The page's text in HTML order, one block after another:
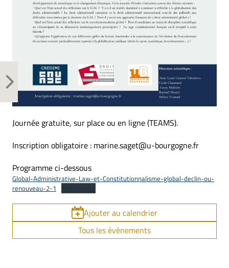
Journée gratuite, sur place ou en ligne (TEAMS).
Inscription obligatoire : marine.saget@u-bourgogne.fr
Programme ci-dessous
Global-Administrative-Law-et-Constitutionnalisme-global-declin-ou-
renouveau-2-1 Télécharger
Ajouter au calendrier
Tous les événements